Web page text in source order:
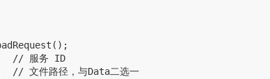
// 服务 ID
文件路径，与Data二选一